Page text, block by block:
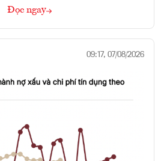
Đọc ngay
09:17, 07/08/2026